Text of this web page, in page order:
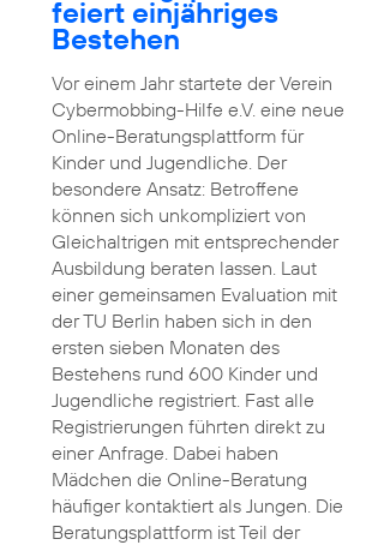
feiert einjähriges
Bestehen
Vor einem Jahr startete der Verein
Cybermobbing-Hilfe e.V. eine neue
Online-Beratungsplattform für
Kinder und Jugendliche. Der
besondere Ansatz: Betroffene
können sich unkompliziert von
Gleichaltrigen mit entsprechender
Ausbildung beraten lassen. Laut
einer gemeinsamen Evaluation mit
der TU Berlin haben sich in den
ersten sieben Monaten des
Bestehens rund 600 Kinder und
Jugendliche registriert. Fast alle
Registrierungen führten direkt zu
einer Anfrage. Dabei haben
Mädchen die Online-Beratung
häufiger kontaktiert als Jungen. Die
Beratungsplattform ist Teil der